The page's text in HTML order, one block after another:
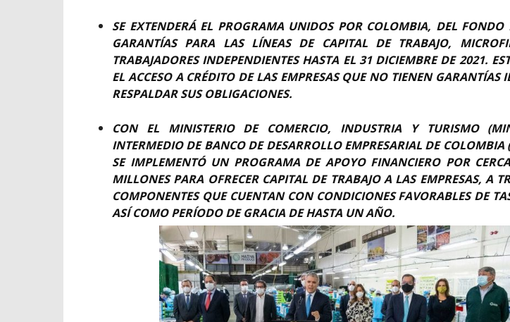
SE EXTENDERÁ EL PROGRAMA UNIDOS POR COLOMBIA, DEL
GARANTÍAS PARA LAS LÍNEAS DE CAPITAL DE TRABAJO,
TRABAJADORES INDEPENDIENTES HASTA EL 31 DICIEMBRE DE 2021.
EL ACCESO A CRÉDITO DE LAS EMPRESAS QUE NO TIENEN GARANTÍAS
RESPALDAR SUS OBLIGACIONES.
CON EL MINISTERIO DE COMERCIO, INDUSTRIA Y TURISMO
INTERMEDIO DE BANCO DE DESARROLLO EMPRESARIAL DE COLOMBIA
SE IMPLEMENTÓ UN PROGRAMA DE APOYO FINANCIERO POR
MILLONES PARA OFRECER CAPITAL DE TRABAJO A LAS EMPRESAS, A
COMPONENTES QUE CUENTAN CON CONDICIONES FAVORABLES DE
ASÍ COMO PERÍODO DE GRACIA DE HASTA UN AÑO.